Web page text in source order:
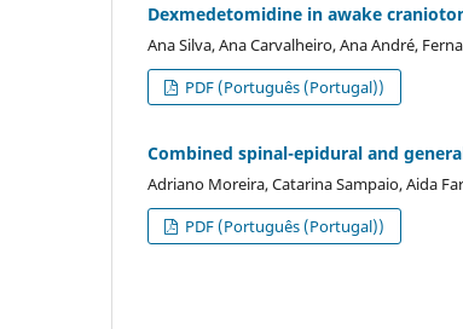
Dexmedetomidine in awake
Ana Silva, Ana Carvalheiro, Ana André,
PDF (Português (Portugal))
Combined spinal-epidural and
Adriano Moreira, Catarina Sampaio, Aida
PDF (Português (Portugal))